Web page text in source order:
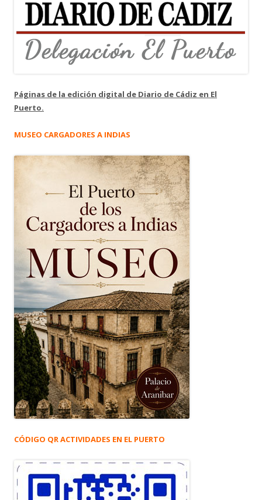
Páginas de la edición digital de Diario de Cádiz en El
Puerto.
MUSEO CARGADORES A INDIAS
CÓDIGO QR ACTIVIDADES EN EL PUERTO